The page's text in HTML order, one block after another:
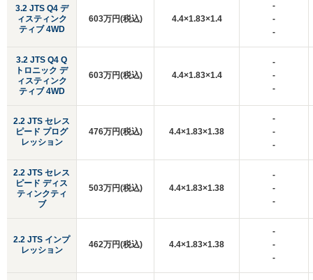
3.2 JTS Q4 デ
ィスティンク
ティブ 4WD
3.2 JTS Q4 Q
トロニック デ
ィスティンク
ティブ 4WD
2.2 JTS セレス
ピード プログ
レッション
2.2 JTS セレス
ピード ディス
ティンクティ
ブ
2.2 JTS インプ
レッション
603万円(税込) 4.4×1.83×1.4
-
-
-
603万円(税込) 4.4×1.83×1.4
-
-
-
476万円(税込) 4.4×1.83×1.38
-
-
-
503万円(税込) 4.4×1.83×1.38
-
-
-
462万円(税込) 4.4×1.83×1.38
-
-
-